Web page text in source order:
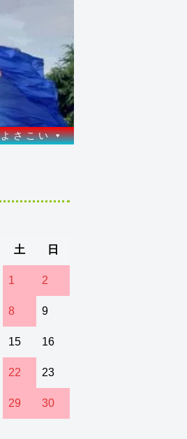
よ さ こ い
土 日
1 2
8 9
15 16
22 23
29 30